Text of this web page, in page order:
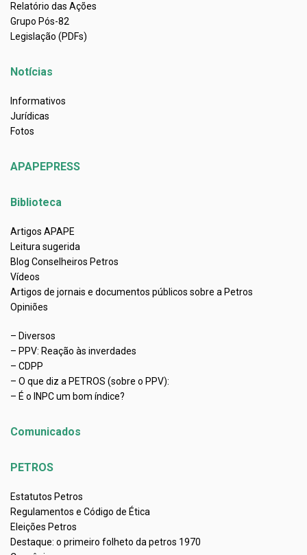
Relatório das Ações
Grupo Pós-82
Legislação (PDFs)
Notícias
Informativos
Jurídicas
Fotos
APAPEPRESS
Biblioteca
Artigos APAPE
Leitura sugerida
Blog Conselheiros Petros
Vídeos
Artigos de jornais e documentos públicos sobre a Petros
Opiniões
– Diversos
– PPV: Reação às inverdades
– CDPP
– O que diz a PETROS (sobre o PPV):
– É o INPC um bom índice?
Comunicados
PETROS
Estatutos Petros
Regulamentos e Código de Ética
Eleições Petros
Destaque: o primeiro folheto da petros 1970